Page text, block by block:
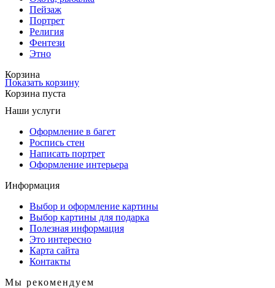
Пейзаж
Портрет
Религия
Фентези
Этно
Корзина
Показать корзину
Корзина пуста
Наши услуги
Оформление в багет
Роспись стен
Написать портрет
Оформление интерьера
Информация
Выбор и оформление картины
Выбор картины для подарка
Полезная информация
Это интересно
Карта сайта
Контакты
Мы рекомендуем